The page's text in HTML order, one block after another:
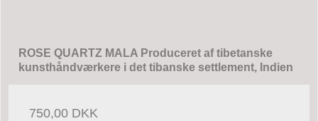
ROSE QUARTZ MALA Produceret af tibetanske
kunsthåndværkere i det tibanske settlement, Indien
750,00 DKK